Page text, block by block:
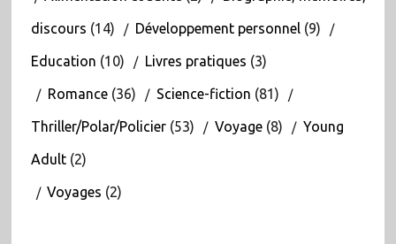
discours (14) Développement personnel(9)
Education (10) Livres pratiques (3)
Romance(36) Science-fiction (81)
Thriller/Polar/Policier(53) Voyage(8) Young
Adult(2)
Voyages (2)